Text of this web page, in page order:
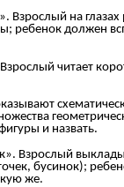
на глазах
ребенок должен
читает
и назвать.
Взрослый
бусинок);
же.